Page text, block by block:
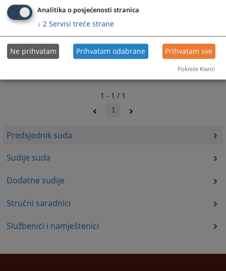
Predsjednik suda
Sudije suda
Dodatne sudije
Stručni saradnici
Službenici i namještenici
dates.
dates.
1 - 1 / 1
1
Analitika o posjećenosti stranica
↓ 2 Servisi treće strane
Ne prihvatam Prihvatam odabrane Prihvatam sve
Pokreće Klaro!